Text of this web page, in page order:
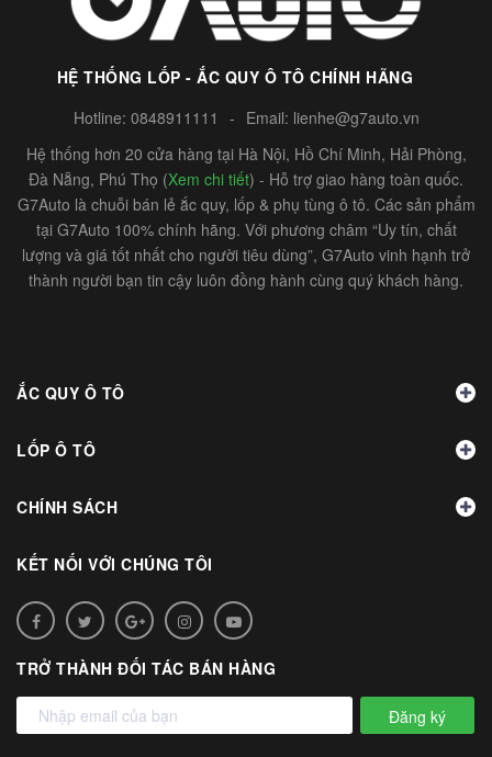
HỆ THỐNG LỐP - ẮC QUY Ô TÔ CHÍNH HÃNG
Hotline: 0848911111 - Email: lienhe@g7auto.vn
Hệ thống hơn 20 cửa hàng tại Hà Nội, Hồ Chí Minh, Hải Phòng,
Đà Nẵng, Phú Thọ (Xem chi tiết) - Hỗ trợ giao hàng toàn quốc.
G7Auto là chuỗi bán lẻ ắc quy, lốp & phụ tùng ô tô. Các sản phẩm
tại G7Auto 100% chính hãng. Với phương châm “Uy tín, chất
lượng và giá tốt nhất cho người tiêu dùng”, G7Auto vinh hạnh trở
thành người bạn tin cậy luôn đồng hành cùng quý khách hàng.
ẮC QUY Ô TÔ
LỐP Ô TÔ
CHÍNH SÁCH
KẾT NỐI VỚI CHÚNG TÔI
TRỞ THÀNH ĐỐI TÁC BÁN HÀNG
Đăng ký